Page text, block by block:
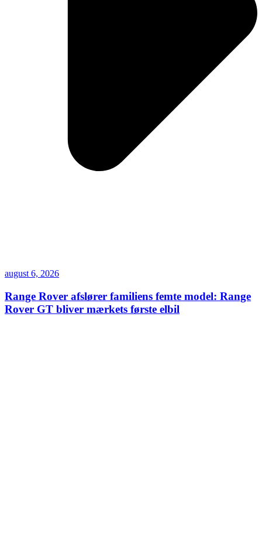
august 6, 2026
Range Rover afslører familiens femte model: Range
Rover GT bliver mærkets første elbil